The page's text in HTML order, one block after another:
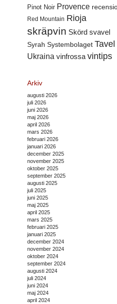
Pinot Noir Provence
Red Mountain Rioja
skräpvin Skörd svavel
Syrah Systembolaget Tavel
Ukraina vinfrossa vintips
Arkiv
augusti 2026
juli 2026
juni 2026
maj 2026
april 2026
mars 2026
februari 2026
januari 2026
december 2025
november 2025
oktober 2025
september 2025
augusti 2025
juli 2025
juni 2025
maj 2025
april 2025
mars 2025
februari 2025
januari 2025
december 2024
november 2024
oktober 2024
september 2024
augusti 2024
juli 2024
juni 2024
maj 2024
april 2024